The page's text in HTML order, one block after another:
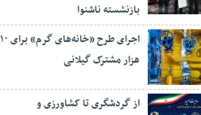
بازنشسته ناشنوا
اجرای طرح «خانه‌های گرم» برای ۱۰
هزار مشترک گیلانی
از گردشگری تا کشاورزی و